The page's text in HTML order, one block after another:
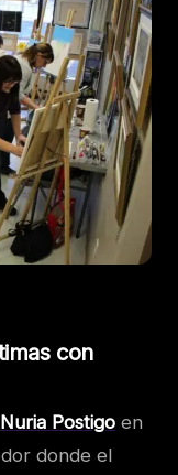
con
Nuria Postigo en
donde el